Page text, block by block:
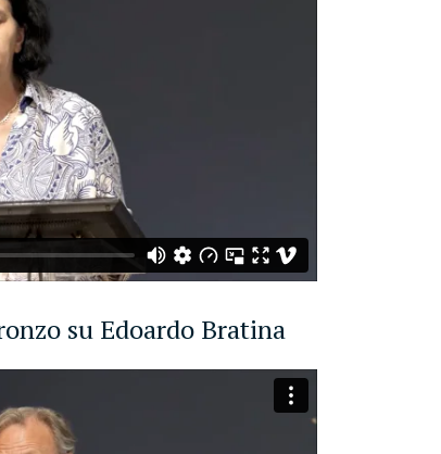
su Edoardo Bratina